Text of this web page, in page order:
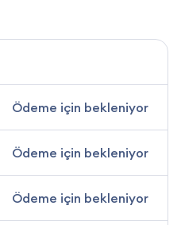
Ödeme için bekleniyor
Ödeme için bekleniyor
Ödeme için bekleniyor